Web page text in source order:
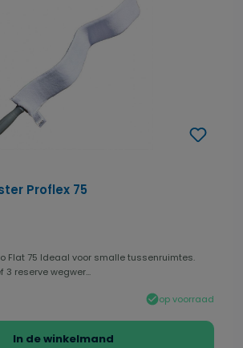
Proflex 75
Flat 75 Ideaal voor smalle tussenruimtes.
Inclusief 3 reserve wegwer...
op voorraad
In de winkelmand